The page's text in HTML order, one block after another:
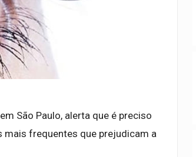
São Paulo, alerta que é preciso
mais frequentes que prejudicam a